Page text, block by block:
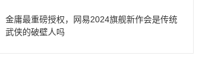
金庸最重磅授权，网易2024旗舰新作会是传统
武侠的破壁人吗